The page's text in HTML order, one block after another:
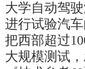
大学自动驾
进行试验汽
把西部超过
大规模测试